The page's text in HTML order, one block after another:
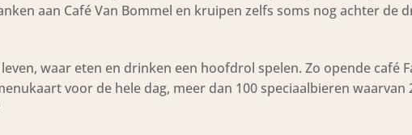
aan Café Van Bommel en kruipen zelfs soms nog achter de
waar eten en drinken een hoofdrol spelen. Zo opende café
voor de hele dag, meer dan 100 speciaalbieren waarvan